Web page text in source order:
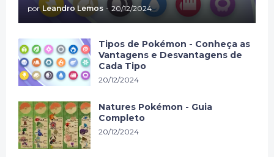
por Leandro Lemos - 20/12/2024
Tipos de Pokémon - Conheça as
Vantagens e Desvantagens de
Cada Tipo
20/12/2024
Natures Pokémon - Guia
Completo
20/12/2024